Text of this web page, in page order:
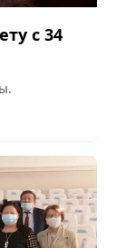
с 34